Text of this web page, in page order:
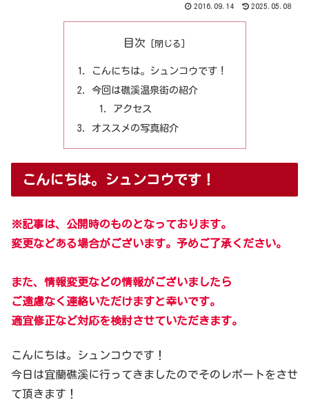
2016.09.14 2025.05.08
目次
こんにちは。シュンコウです！
今回は礁溪温泉街の紹介
アクセス
オススメの写真紹介
こんにちは。シュンコウです！
※記事は、公開時のものとなっております。
変更などある場合がございます。予めご了承ください。
また、情報変更などの情報がございましたら
ご遠慮なく連絡いただけますと幸いです。
適宜修正など対応を検討させていただきます。
こんにちは。シュンコウです！
今日は宜蘭礁溪に行ってきましたのでそのレポートをさせ
て頂きます！